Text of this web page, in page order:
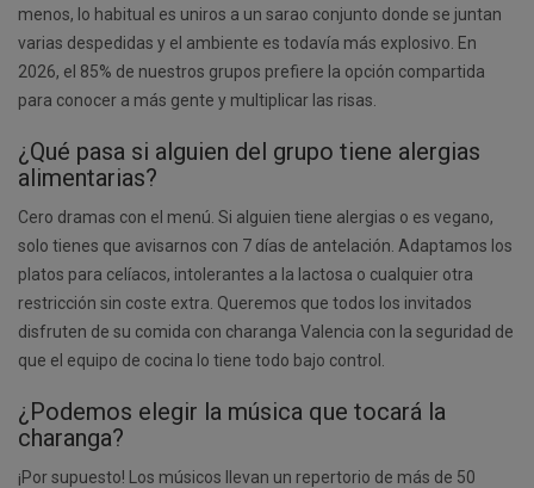
menos, lo habitual es uniros a un sarao conjunto donde se juntan
varias despedidas y el ambiente es todavía más explosivo. En
2026, el 85% de nuestros grupos prefiere la opción compartida
para conocer a más gente y multiplicar las risas.
¿Qué pasa si alguien del grupo tiene alergias
alimentarias?
Cero dramas con el menú. Si alguien tiene alergias o es vegano,
solo tienes que avisarnos con 7 días de antelación. Adaptamos los
platos para celíacos, intolerantes a la lactosa o cualquier otra
restricción sin coste extra. Queremos que todos los invitados
disfruten de su comida con charanga Valencia con la seguridad de
que el equipo de cocina lo tiene todo bajo control.
¿Podemos elegir la música que tocará la
charanga?
¡Por supuesto! Los músicos llevan un repertorio de más de 50